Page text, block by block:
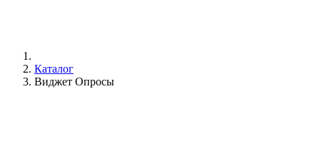
Каталог
Виджет Опросы